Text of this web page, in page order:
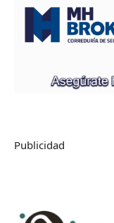
Publicidad